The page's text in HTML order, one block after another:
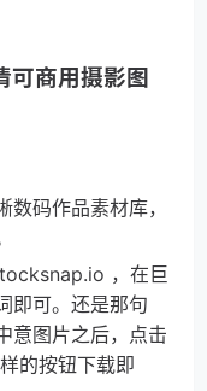
商用摄影图
码作品素材库，
，在巨
即可。还是那句
意图片之后，点击
的按钮下载即